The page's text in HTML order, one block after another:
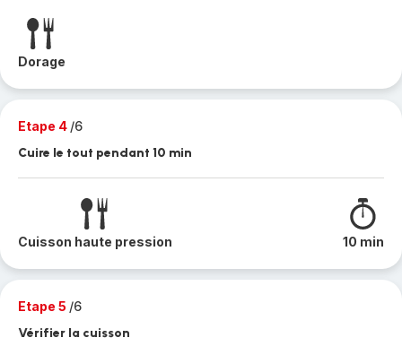
Dorage
Etape 4 /6
Cuire le tout pendant 10 min
Cuisson haute pression 10 min
Etape 5 /6
Vérifier la cuisson